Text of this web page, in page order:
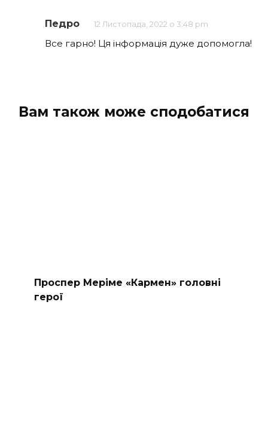
Педро 12 Листопада, 2022 о 3:48 pm
Все гарно! Ця інформація дуже допомогла!
Вам також може сподобатися
Проспер Меріме «Кармен» головні
герої